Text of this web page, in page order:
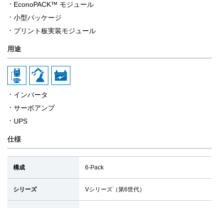
EconoPACK™ モジュール
小型パッケージ
プリント板実装モジュール
用途
インバータ
サーボアンプ
UPS
仕様
構成 6-Pack
シリーズ Vシリーズ（第6世代）